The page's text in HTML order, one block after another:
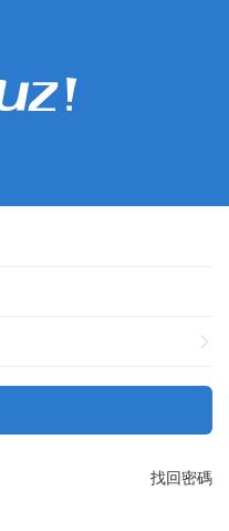
找回密碼